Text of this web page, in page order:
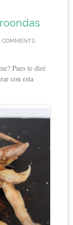
COMMENTS
Pues te diré
con esta